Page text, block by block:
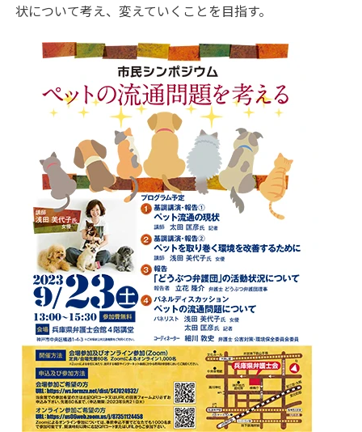
状について考え、変えていくことを目指す。